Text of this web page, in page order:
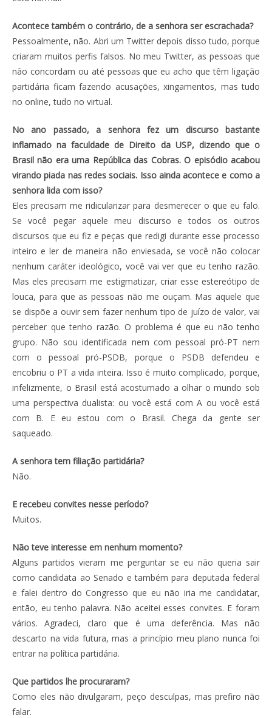
Acontece também o contrário, de a senhora ser escrachada?
Pessoalmente, não. Abri um Twitter depois disso tudo, porque
criaram muitos perfis falsos. No meu Twitter, as pessoas que
não concordam ou até pessoas que eu acho que têm ligação
partidária ficam fazendo acusações, xingamentos, mas tudo
no online, tudo no virtual.
No ano passado, a senhora fez um discurso bastante
inflamado na faculdade de Direito da USP, dizendo que o
Brasil não era uma República das Cobras. O episódio acabou
virando piada nas redes sociais. Isso ainda acontece e como a
senhora lida com isso?
Eles precisam me ridicularizar para desmerecer o que eu falo.
Se você pegar aquele meu discurso e todos os outros
discursos que eu fiz e peças que redigi durante esse processo
inteiro e ler de maneira não enviesada, se você não colocar
nenhum caráter ideológico, você vai ver que eu tenho razão.
Mas eles precisam me estigmatizar, criar esse estereótipo de
louca, para que as pessoas não me ouçam. Mas aquele que
se dispõe a ouvir sem fazer nenhum tipo de juízo de valor, vai
perceber que tenho razão. O problema é que eu não tenho
grupo. Não sou identificada nem com pessoal pró-PT nem
com o pessoal pró-PSDB, porque o PSDB defendeu e
encobriu o PT a vida inteira. Isso é muito complicado, porque,
infelizmente, o Brasil está acostumado a olhar o mundo sob
uma perspectiva dualista: ou você está com A ou você está
com B. E eu estou com o Brasil. Chega da gente ser
saqueado.
A senhora tem filiação partidária?
Não.
E recebeu convites nesse período?
Muitos.
Não teve interesse em nenhum momento?
Alguns partidos vieram me perguntar se eu não queria sair
como candidata ao Senado e também para deputada federal
e falei dentro do Congresso que eu não iria me candidatar,
então, eu tenho palavra. Não aceitei esses convites. E foram
vários. Agradeci, claro que é uma deferência. Mas não
descarto na vida futura, mas a princípio meu plano nunca foi
entrar na política partidária.
Que partidos lhe procuraram?
Como eles não divulgaram, peço desculpas, mas prefiro não
falar.